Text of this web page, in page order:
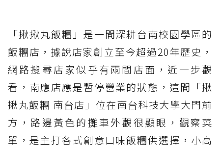
「揪揪丸飯糰」是一間深耕台南校園學區的
飯糰店，據說店家創立至今超過20年歷史，
網路搜尋店家似乎有兩間店面，近一步觀
看，南應店應是暫停營業的狀態，這間「揪
揪丸飯糰 南台店」位在南台科技大學大門前
方，路邊黃色的攤車外觀很顯眼，觀察菜
單，是主打各式創意口味飯糰供選擇，小高